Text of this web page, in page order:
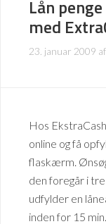
Lån
med
23. januar 2009 af
Hos
online og få
flaskærm.
den foregår i
udfylder en
inden for 15